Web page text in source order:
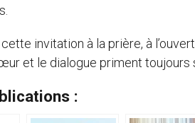
invitation à la prière, à
et le dialogue priment toujours
: